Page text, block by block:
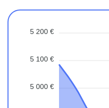
5 200 €
5 100 €
5 000 €